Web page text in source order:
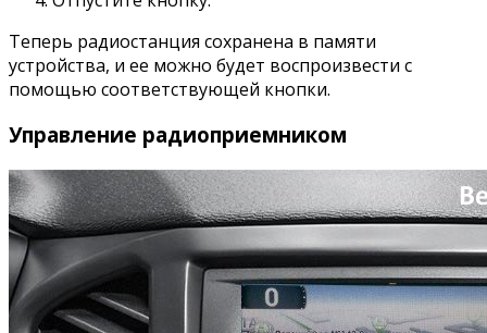
Теперь радиостанция сохранена в памяти
устройства, и ее можно будет воспроизвести с
помощью соответствующей кнопки.
Управление радиоприемником